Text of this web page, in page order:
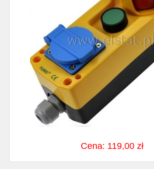
Cena: 119,00 zł